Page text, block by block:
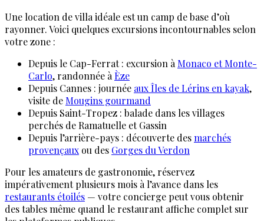
Une location de villa idéale est un camp de base d’où
rayonner. Voici quelques excursions incontournables selon
votre zone :
Depuis le Cap-Ferrat : excursion àMonaco et Monte-
Carlo, randonnée àÈze
Depuis Cannes : journée aux Îles de Lérins en kayak,
visite de Mougins gourmand
Depuis Saint-Tropez : balade dans les villages
perchés de Ramatuelle et Gassin
Depuis l’arrière-pays : découverte desmarchés
provençaux ou des Gorges du Verdon
Pour les amateurs de gastronomie, réservez
impérativement plusieurs mois à l’avance dans les
restaurants étoilés — votre concierge peut vous obtenir
des tables même quand le restaurant affiche complet sur